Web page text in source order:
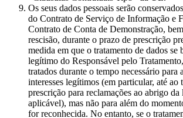
Os seus dados pessoais serão
do Contrato de Serviço de Informação e
Contrato de Conta de Demonstração,
rescisão, durante o prazo de prescrição
medida em que o tratamento de dados se
legítimo do Responsável pelo
tratados durante o tempo necessário para
interesses legítimos (em particular, até ao
prescrição para reclamações ao abrigo da
aplicável), mas não para além do
for reconhecida. No entanto, se o